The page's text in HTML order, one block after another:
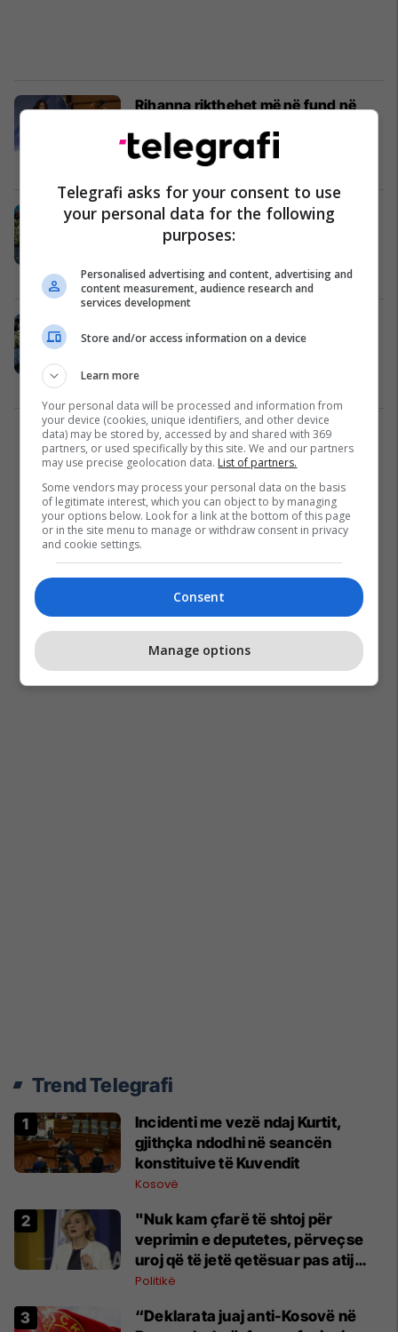
Rihanna rikthehet më në fund në
fansat nuk janë të gjithë të lumtur
Muzikë 14/05/2025
Rihanna konfirmon shtatzëninë e
tretë me Asap Rocky në Met Gala
Yjet 06/05/2025
tapetin e kuq me kostume
Yjet
2
Trend Telegrafi
Incidenti me vezë ndaj Kurtit,
gjithçka ndodhi në seancën
konstituive të Kuvendit
Kosovë
"Nuk kam çfarë të shtoj për
veprimin e deputetes, përveçse
uroj që të jetë qetësuar pas atij
momenti", reagon Kusari-Lila
Politikë
“Deklarata juaj anti-Kosovë në
Telegrafi asks for your consent to use
your personal data for the following
purposes:
Personalised advertising and content, advertising and
content measurement, audience research and
services development
Store and/or access information on a device
Learn more
Your personal data will be processed and information from
your device (cookies, unique identifiers, and other device
data) may be stored by, accessed by and shared with 369
partners, or used specifically by this site. We and our partners
may use precise geolocation data. List of partners.
Some vendors may process your personal data on the basis
of legitimate interest, which you can object to by managing
your options below. Look for a link at the bottom of this page
or in the site menu to manage or withdraw consent in privacy
and cookie settings.
Consent
Manage options